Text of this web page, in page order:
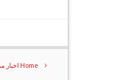
Home اخبار